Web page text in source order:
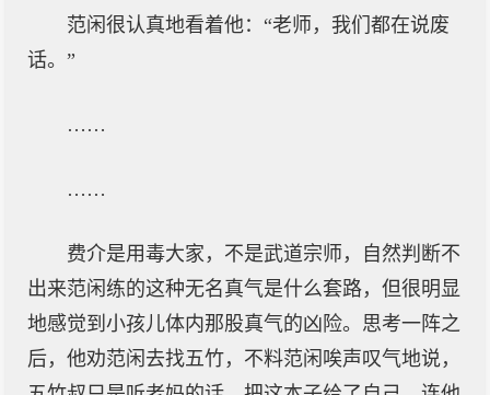
范闲很认真地看着他：“老师，我们都在说废
话。”
……
……
费介是用毒大家，不是武道宗师，自然判断不
出来范闲练的这种无名真气是什么套路，但很明显
地感觉到小孩儿体内那股真气的凶险。思考一阵之
后，他劝范闲去找五竹，不料范闲唉声叹气地说，